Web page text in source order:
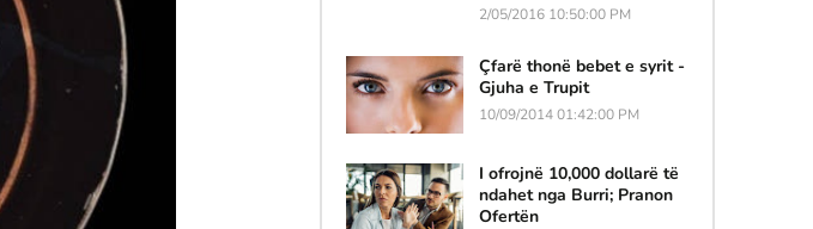
2/05/2016 10:50:00 PM
Çfarë thonë bebet e syrit -
Gjuha e Trupit
10/09/2014 01:42:00 PM
I ofrojnë 10,000 dollarë të
ndahet nga Burri; Pranon
Ofertën